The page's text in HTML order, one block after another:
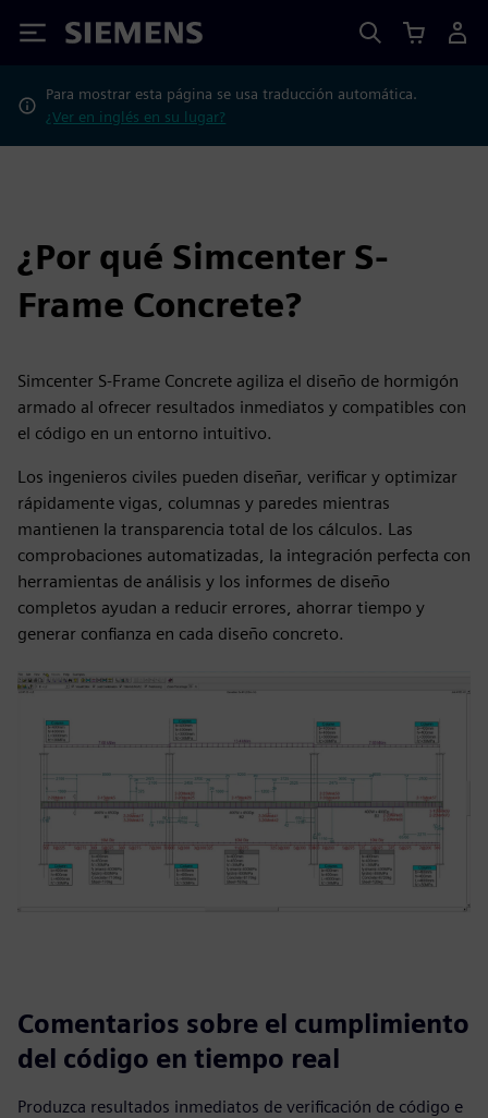
Siemens
Para mostrar esta página se usa traducción automática.
¿Ver en inglés en su lugar?
¿Por qué Simcenter S-
Frame Concrete?
Simcenter S-Frame Concrete agiliza el diseño de hormigón
armado al ofrecer resultados inmediatos y compatibles con
el código en un entorno intuitivo.
Los ingenieros civiles pueden diseñar, verificar y optimizar
rápidamente vigas, columnas y paredes mientras
mantienen la transparencia total de los cálculos. Las
comprobaciones automatizadas, la integración perfecta con
herramientas de análisis y los informes de diseño
completos ayudan a reducir errores, ahorrar tiempo y
generar confianza en cada diseño concreto.
Comentarios sobre el cumplimiento
del código en tiempo real
Produzca resultados inmediatos de verificación de código e